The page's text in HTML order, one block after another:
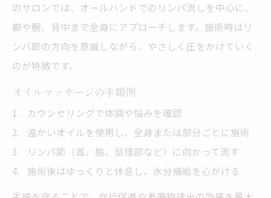
筑後で話題のオイルマッサージ最新トレン
ド
八女エリアで人気のオイル施術スタイル紹
筑後周辺のオイルマッサージ新サービス情
報
のサロンでは、オールハンドでのリンパ流しを中心に、
脚や腕、背中まで全身にアプローチします。施術時はリ
ンパ節の方向を意識しながら、やさしく圧をかけていく
のが特徴です。
オイルマッサージの手順例
カウンセリングで体調や悩みを確認
温かいオイルを使用し、全身または部分ごとに施術
リンパ節（首、脇、鼠径部など）に向かって流す
施術後はゆっくりと休息し、水分補給を心がける